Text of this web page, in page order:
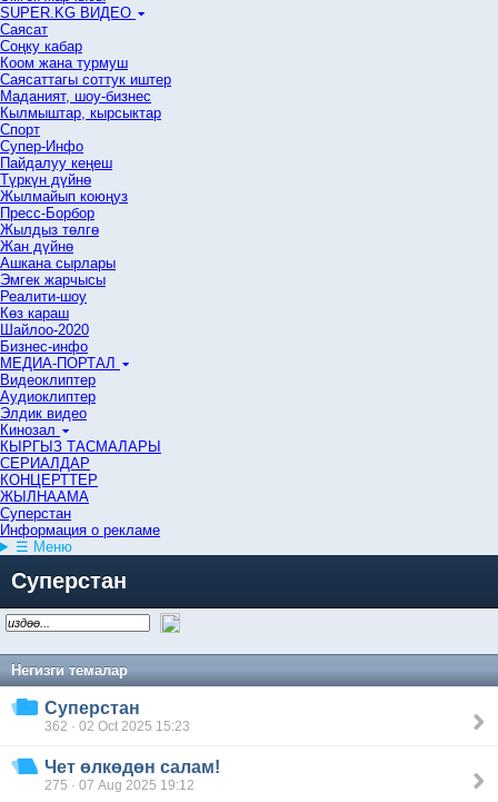
SUPER.KG ВИДЕО
Саясат
Cоңку кабар
Коом жана турмуш
Саясаттагы соттук иштер
Маданият, шоу-бизнес
Кылмыштар, кырсыктар
Спорт
Супер-Инфо
Пайдалуу кеңеш
Түркүн дүйнө
Жылмайып коюңуз
Пресс-Борбор
Жылдыз төлгө
Жан дүйнө
Ашкана сырлары
Эмгек жарчысы
Реалити-шоу
Көз караш
Шайлоо-2020
Бизнес-инфо
МЕДИА-ПОРТАЛ
Видеоклиптер
Аудиоклиптер
Элдик видео
Кинозал
КЫРГЫЗ ТАСМАЛАРЫ
СЕРИАЛДАР
КОНЦЕРТТЕР
ЖЫЛНААМА
Суперстан
Информация о рекламе
☰ Меню
Суперстан
Негизги темалар
Суперстан
362 · 02 Oct 2025 15:23
Чет өлкөдөн салам!
275 · 07 Aug 2025 19:12